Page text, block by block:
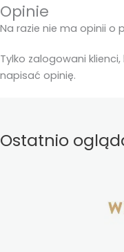
Opinie
Na razie nie ma opinii o
Tylko zalogowani
napisać opinię.
Ostatnio